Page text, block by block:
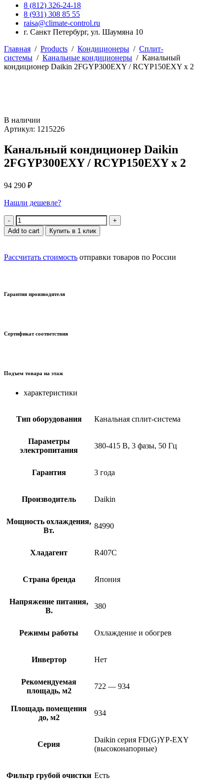
8 (812) 326-24-18
8 (931) 308 85 55
raisa@climate-control.ru
г. Санкт Петербург, ул. Шаумяна 10
Главная / Products / Кондиционеры / Сплит-
системы / Канальные кондиционеры / Канальный
кондиционер Daikin 2FGYP300EXY / RCYP150EXY x 2
В наличии
Артикул: 1215226
Канальный кондиционер Daikin
2FGYP300EXY / RCYP150EXY x 2
94 290 ₽
Нашли дешевле?
Quantity
Add to cart Купить в 1 клик
Рассчитать стоимость отправки товаров по России
Гарантия производителя
Сертификат соответствия
Подъем товара на этаж
характеристики
Тип оборудования Канальная сплит-система
Параметры
электропитания
380-415 В, 3 фазы, 50 Гц
Гарантия 3 года
Производитель Daikin
Мощность охлаждения,
Вт.
84990
Хладагент R407C
Страна бренда Япония
Напряжение питания,
В.
380
Режимы работы Охлаждение и обогрев
Инвертор Нет
Рекомендуемая
площадь, м2
722 — 934
Площадь помещения
до, м2
934
Серия
Daikin серия FD(G)YP-EXY
(высоконапорные)
Фильтр грубой очистки Есть